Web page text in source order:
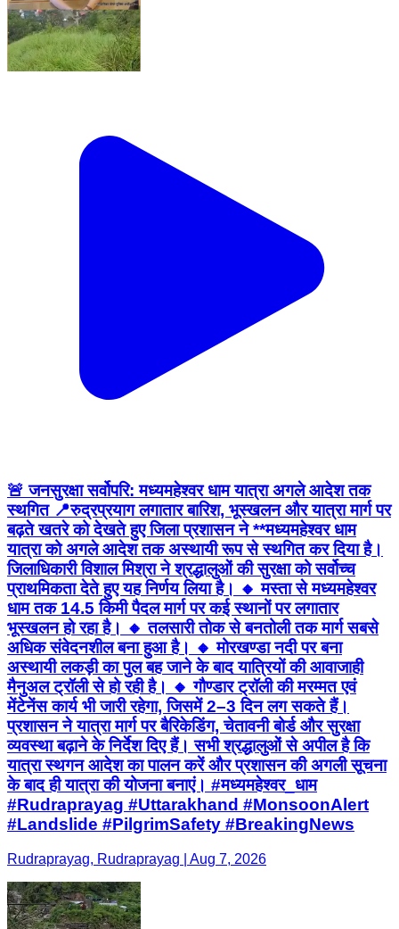
🚨 जनसुरक्षा सर्वोपरि: मध्यमहेश्वर धाम यात्रा अगले आदेश तक
स्थगित 📍रुद्रप्रयाग लगातार बारिश, भूस्खलन और यात्रा मार्ग पर
बढ़ते खतरे को देखते हुए जिला प्रशासन ने **मध्यमहेश्वर धाम
यात्रा को अगले आदेश तक अस्थायी रूप से स्थगित कर दिया है।
जिलाधिकारी विशाल मिश्रा ने श्रद्धालुओं की सुरक्षा को सर्वोच्च
प्राथमिकता देते हुए यह निर्णय लिया है। 🔸 मस्ता से मध्यमहेश्वर
धाम तक 14.5 किमी पैदल मार्ग पर कई स्थानों पर लगातार
भूस्खलन हो रहा है। 🔸 तलसारी तोक से बनतोली तक मार्ग सबसे
अधिक संवेदनशील बना हुआ है। 🔸 मोरखण्डा नदी पर बना
अस्थायी लकड़ी का पुल बह जाने के बाद यात्रियों की आवाजाही
मैनुअल ट्रॉली से हो रही है। 🔸 गौण्डार ट्रॉली की मरम्मत एवं
मेंटेनेंस कार्य भी जारी रहेगा, जिसमें 2–3 दिन लग सकते हैं।
प्रशासन ने यात्रा मार्ग पर बैरिकेडिंग, चेतावनी बोर्ड और सुरक्षा
व्यवस्था बढ़ाने के निर्देश दिए हैं। सभी श्रद्धालुओं से अपील है कि
यात्रा स्थगन आदेश का पालन करें और प्रशासन की अगली सूचना
के बाद ही यात्रा की योजना बनाएं। #मध्यमहेश्वर_धाम
#Rudraprayag #Uttarakhand #MonsoonAlert
#Landslide #PilgrimSafety #BreakingNews
Rudraprayag, Rudraprayag | Aug 7, 2026